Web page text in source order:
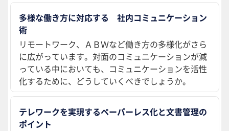
多様な働き方に対応する 社内コミュニケーション
術
リモートワーク、ＡＢＷなど働き方の多様化がさら
に広がっています。対面のコミュニケーションが減
っている中においても、コミュニケーションを活性
化するために、どうしていくべきでしょうか。
テレワークを実現するペーパーレス化と文書管理の
ポイント